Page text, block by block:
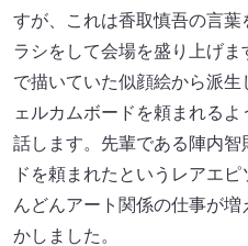
すが、これは香取慎吾の言
ラシをして会場を盛り上げ
で描いていた似顔絵から派
ェルカムボードを頼まれる
話します。先輩である陣内
ドを頼まれたというレアエ
んどんアート関係の仕事が
かしました。